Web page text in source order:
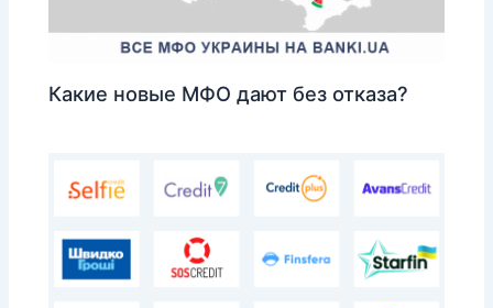
Какие новые МФО дают без отказа?